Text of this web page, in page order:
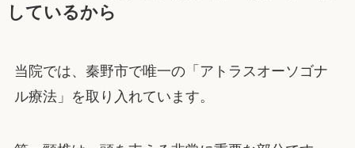
しているから
当院では、秦野市で唯一の「アトラスオーソゴナ
ル療法」を取り入れています。